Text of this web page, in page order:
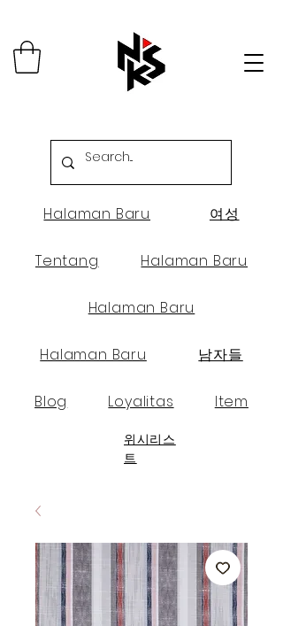
Halaman Baru 여성
Tentang Halaman Baru
Halaman Baru
Halaman Baru 남자들
Blog Loyalitas Item
위시리스
트